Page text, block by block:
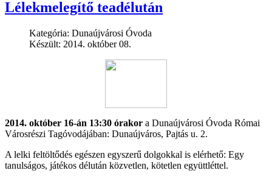
Lélekmelegítő teadélután
Kategória: Dunaújvárosi Óvoda
Készült: 2014. október 08.
2014. október 16-án 13:30 órakor a Dunaújvárosi Óvoda Római
Városrészi Tagóvodájában: Dunaújváros, Pajtás u. 2.
A lelki feltöltődés egészen egyszerű dolgokkal is elérhető: Egy
tanulságos, játékos délután közvetlen, kötetlen együttléttel.